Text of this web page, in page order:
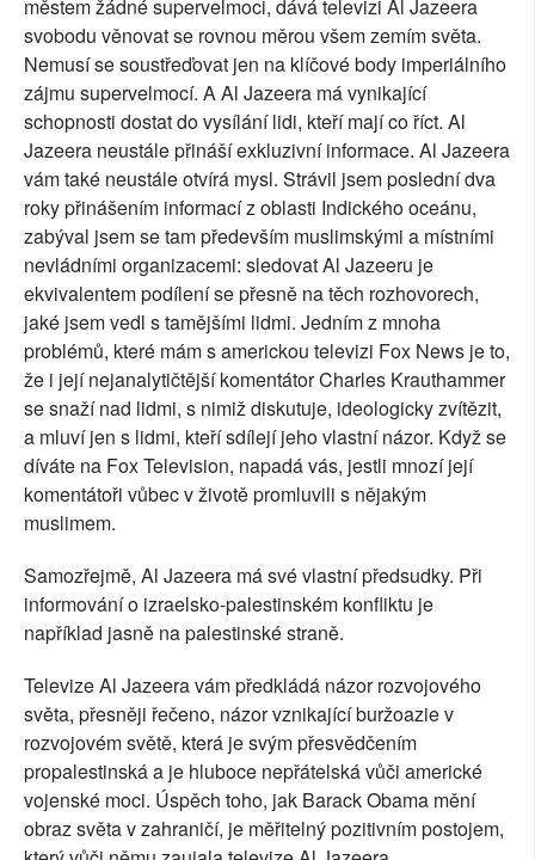
městem žádné supervelmoci, dává televizi Al Jazeera
svobodu věnovat se rovnou měrou všem zemím světa.
Nemusí se soustřeďovat jen na klíčové body imperiálního
zájmu supervelmocí. A Al Jazeera má vynikající
schopnosti dostat do vysílání lidi, kteří mají co říct. Al
Jazeera neustále přináší exkluzivní informace. Al Jazeera
vám také neustále otvírá mysl. Strávil jsem poslední dva
roky přinášením informací z oblasti Indického oceánu,
zabýval jsem se tam především muslimskými a místními
nevládními organizacemi: sledovat Al Jazeeru je
ekvivalentem podílení se přesně na těch rozhovorech,
jaké jsem vedl s tamějšími lidmi. Jedním z mnoha
problémů, které mám s americkou televizi Fox News je to,
že i její nejanalytičtější komentátor Charles Krauthammer
se snaží nad lidmi, s nimiž diskutuje, ideologicky zvítězit,
a mluví jen s lidmi, kteří sdílejí jeho vlastní názor. Když se
díváte na Fox Television, napadá vás, jestli mnozí její
komentátoři vůbec v životě promluvili s nějakým
muslimem.
Samozřejmě, Al Jazeera má své vlastní předsudky. Při
informování o izraelsko-palestinském konfliktu je
například jasně na palestinské straně.
Televize Al Jazeera vám předkládá názor rozvojového
světa, přesněji řečeno, názor vznikající buržoazie v
rozvojovém světě, která je svým přesvědčením
propalestinská a je hluboce nepřátelská vůči americké
vojenské moci. Úspěch toho, jak Barack Obama mění
obraz světa v zahraničí, je měřitelný pozitivním postojem,